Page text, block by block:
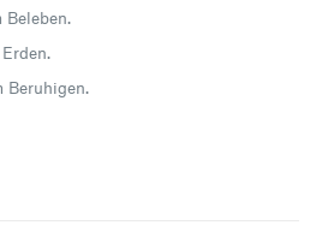
Beleben.
Beruhigen.